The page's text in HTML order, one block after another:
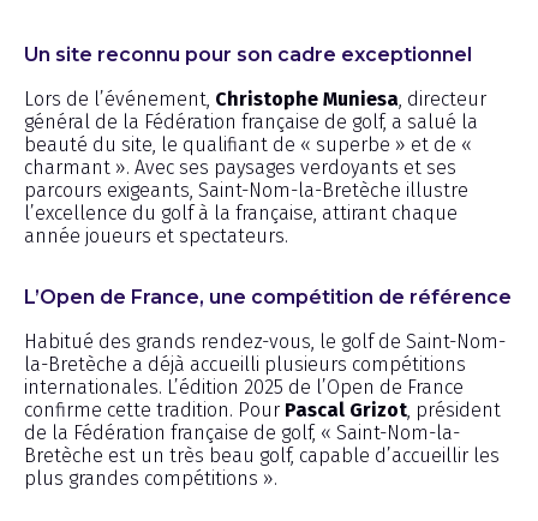
Un site reconnu pour son cadre exceptionnel
Lors de l’événement, Christophe Muniesa , directeur
général de la Fédération française de golf, a salué la
beauté du site, le qualifiant de « superbe » et de «
charmant ». Avec ses paysages verdoyants et ses
parcours exigeants, Saint-Nom-la-Bretèche illustre
l’excellence du golf à la française, attirant chaque
année joueurs et spectateurs.
L’Open de France, une compétition de référence
Habitué des grands rendez-vous, le golf de Saint-Nom-
la-Bretèche a déjà accueilli plusieurs compétitions
internationales. L’édition 2025 de l’Open de France
confirme cette tradition. Pour Pascal Grizot , président
de la Fédération française de golf, « Saint-Nom-la-
Bretèche est un très beau golf, capable d’accueillir les
plus grandes compétitions ».